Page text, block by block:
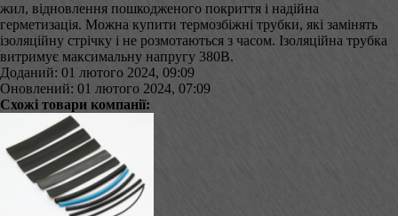
жил, відновлення пошкодженого покриття і надійна
герметизація. Можна купити термозбіжні трубки, які замінять
ізоляційну стрічку і не розмотаються з часом. Ізоляційна трубка
витримує максимальну напругу 380В.
Доданий: 01 лютого 2024, 09:09
Оновлений: 01 лютого 2024, 07:09
Схожі товари компанії: